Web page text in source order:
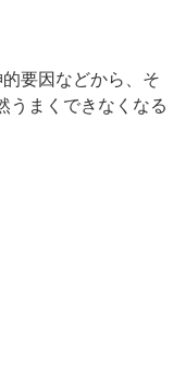
要因などから、そ
うまくできなくなる